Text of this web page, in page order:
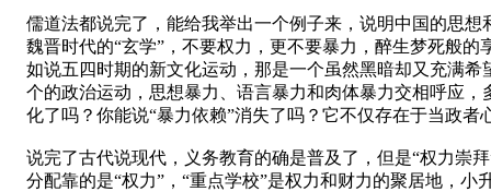
儒道法都说完了，能给我举出一个例子来，说明中国的思
魏晋时代的“玄学”，不要权力，更不要暴力，醉生梦死般
如说五四时期的新文化运动，那是一个虽然黑暗却又充满
个的政治运动，思想暴力、语言暴力和肉体暴力交相呼应
化了吗？你能说“暴力依赖”消失了吗？它不仅存在于当政
说完了古代说现代，义务教育的确是普及了，但是“权力崇
分配靠的是“权力”，“重点学校”是权力和财力的聚居地，